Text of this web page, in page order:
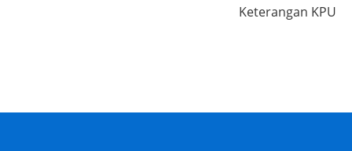
Keterangan KPU